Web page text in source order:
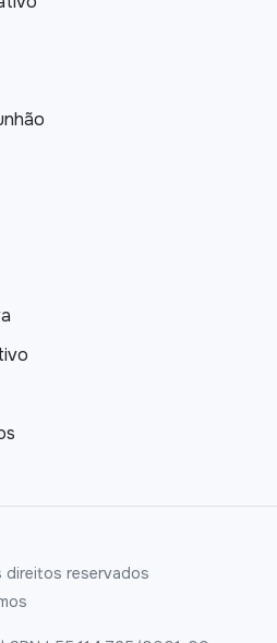
reservados